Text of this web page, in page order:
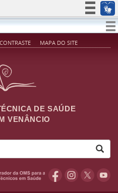
Simplifique!
Participe
MAPA DO SITE
DE SAÚDE
VENÂNCIO